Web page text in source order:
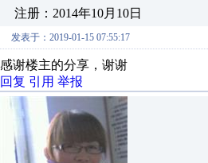
注册：2014年10月10日
发表于：2019-01-15 07:55:17
感谢楼主的分享，谢谢
回复 引用 举报